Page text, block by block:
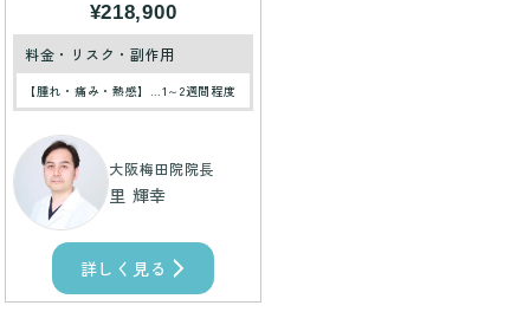
¥218,900
料金・リスク・副作用
【腫れ・痛み・熱感】…1～2週間程度
大阪梅田院院長
里 輝幸
詳しく見る